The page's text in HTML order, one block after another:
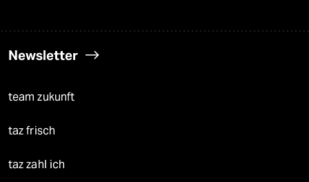
Newsletter
team zukunft
taz frisch
taz zahl ich